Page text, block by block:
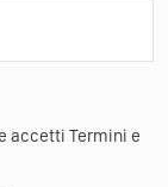
accetti Termini e